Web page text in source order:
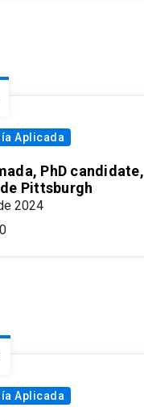
Aplicada
PhD candidate,
Pittsburgh
2024
Aplicada